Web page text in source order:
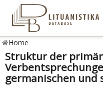
Home
Struktur der
germanischen und